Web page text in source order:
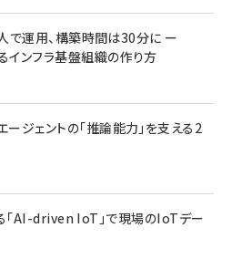
で運用、構築時間は30分に ー
インフラ基盤組織の作り方
ジェントの「推論能力」を支える2
AI-driven IoT」で現場のIoTデー